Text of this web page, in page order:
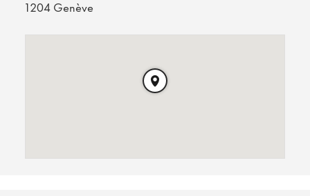
1204 Genève